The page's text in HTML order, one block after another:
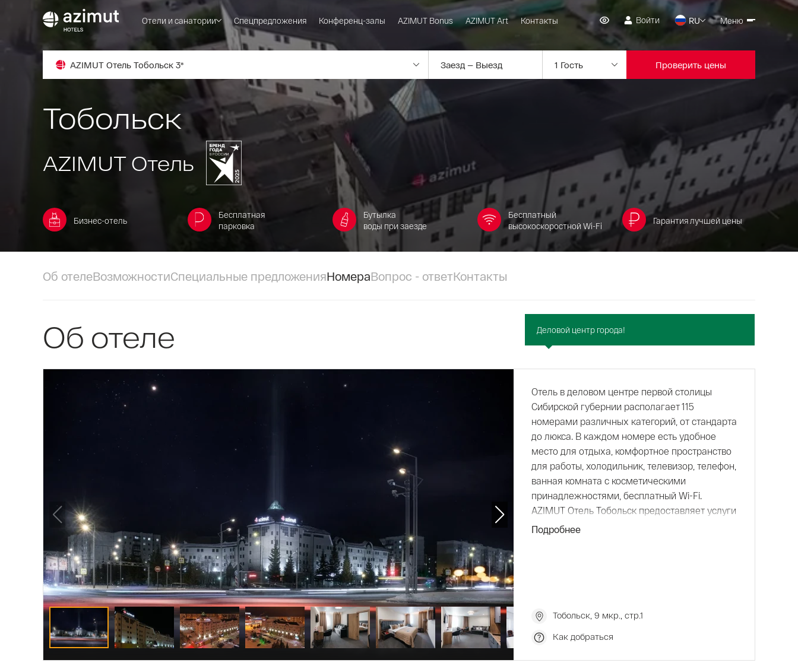
Отели и санатории Спецпредложения Конференц-залы AZIMUT Bonus AZIMUT Art Контакты Войти RU Меню
AZIMUT Отель Тобольск 3* Проверить цены
Тобольск
AZIMUT Отель
Бизнес-отель
Бесплатная
парковка
Бутылка
воды при заезде
Бесплатный
высокоскоростной Wi-Fi
Гарантия лучшей цены
Об отелеВозможностиСпециальные предложенияНомераВопрос - ответКонтакты
Об отеле Деловой центр города!
Отель в деловом центре первой столицы
Сибирской губернии располагает 115
номерами различных категорий, от стандарта
до люкса. В каждом номере есть удобное
место для отдыха, комфортное пространство
для работы, холодильник, телевизор, телефон,
ванная комната с косметическими
принадлежностями, бесплатный Wi-Fi.
AZIMUT Отель Тобольск предоставляет услуги
по организации мероприятий различного
достопримечательностей жемчужины
Подробнее
Тобольск, 9 мкр., стр.1
Как добраться